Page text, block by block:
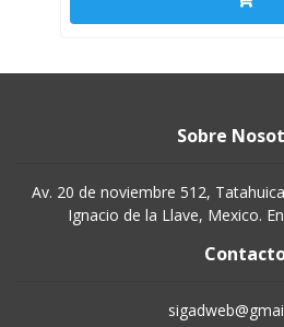
Sobre
Av. 20 de noviembre 512,
Ignacio de la Llave, Mexico.